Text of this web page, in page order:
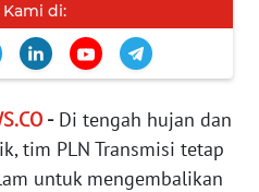
di:
-Di tengah hujan dan
tim PLN Transmisi tetap
untuk mengembalikan